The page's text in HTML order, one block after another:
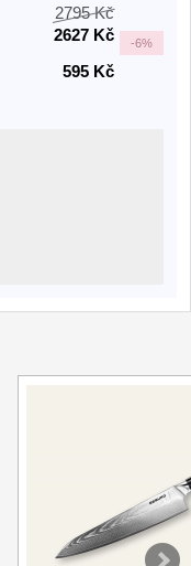
2795 Kč
2627 Kč
-6%
595 Kč